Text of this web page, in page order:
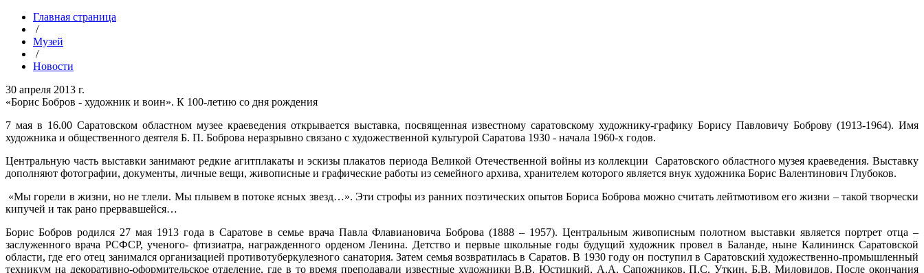
Главная страница
/
Музей
/
Новости
30 апреля 2013 г.
«Борис Бобров - художник и воин». К 100-летию со дня рождения
7 мая в 16.00 Саратовском областном музее краеведения открывается выставка, посвященная известному саратовскому художнику-графику Борису Павловичу Боброву (1913-1964). Имя
художника и общественного деятеля Б. П. Боброва неразрывно связано с художественной культурой Саратова 1930 - начала 1960-х годов.
Центральную часть выставки занимают редкие агитплакаты и эскизы плакатов периода Великой Отечественной войны из коллекции Саратовского областного музея краеведения. Выставку
дополняют фотографии, документы, личные вещи, живописные и графические работы из семейного архива, хранителем которого является внук художника Борис Валентинович Глубоков.
«Мы горели в жизни, но не тлели. Мы плывем в потоке ясных звезд…». Эти строфы из ранних поэтических опытов Бориса Боброва можно считать лейтмотивом его жизни – такой творчески
кипучей и так рано прервавшейся…
Борис Бобров родился 27 мая 1913 года в Саратове в семье врача Павла Флавиановича Боброва (1888 – 1957). Центральным живописным полотном выставки является портрет отца –
заслуженного врача РСФСР, ученого- фтизиатра, награжденного орденом Ленина. Детство и первые школьные годы будущий художник провел в Баланде, ныне Калининск Саратовской
области, где его отец занимался организацией противотуберкулезного санатория. Затем семья возвратилась в Саратов. В 1930 году он поступил в Саратовский художественно-промышленный
техникум на декоративно-оформительское отделение, где в то время преподавали известные художники В.В. Юстицкий, А.А. Сапожников, П.С. Уткин, Б.В. Миловидов. После окончания